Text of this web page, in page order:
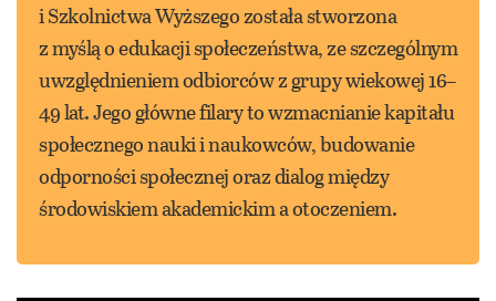
i Szkolnictwa Wyższego została stworzona
z myślą o edukacji społeczeństwa, ze szczególnym
uwzględnieniem odbiorców z grupy wiekowej 16–
49 lat. Jego główne filary to wzmacnianie kapitału
społecznego nauki i naukowców, budowanie
odporności społecznej oraz dialog między
środowiskiem akademickim a otoczeniem.